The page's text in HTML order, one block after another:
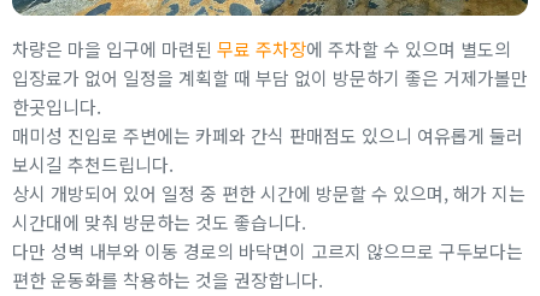
차량은 마을 입구에 마련된 무료 주차장에 주차할 수 있으며 별도의
입장료가 없어 일정을 계획할 때 부담 없이 방문하기 좋은 거제가볼만
한곳입니다.
매미성 진입로 주변에는 카페와 간식 판매점도 있으니 여유롭게 둘러
보시길 추천드립니다.
상시 개방되어 있어 일정 중 편한 시간에 방문할 수 있으며, 해가 지는
시간대에 맞춰 방문하는 것도 좋습니다.
다만 성벽 내부와 이동 경로의 바닥면이 고르지 않으므로 구두보다는
편한 운동화를 착용하는 것을 권장합니다.